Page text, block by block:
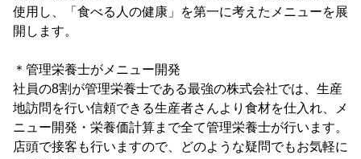
使用し、「食べる人の健康」を第一に考えたメニューを展
開します。
＊管理栄養士がメニュー開発
社員の8割が管理栄養士である最強の株式会社では、生産
地訪問を行い信頼できる生産者さんより食材を仕入れ、メ
ニュー開発・栄養価計算まで全て管理栄養士が行います。
店頭で接客も行いますので、どのような疑問でもお気軽に